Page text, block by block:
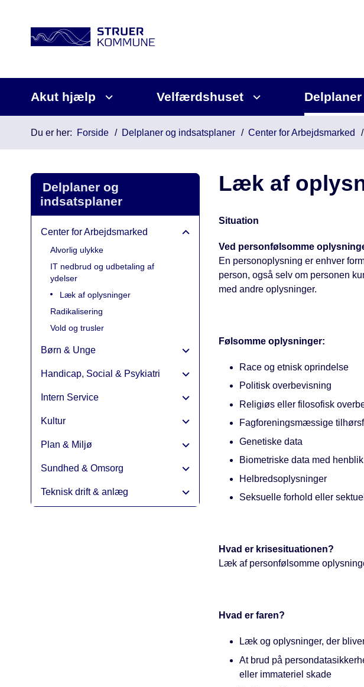
Akut hjælp Velfærdshuset
Du er her: Forside Delplaner og indsatsplaner Center for Arbejdsmarked
Delplaner og
indsatsplaner
Center for Arbejdsmarked
Alvorlig ulykke
IT nedbrud og udbetaling af
ydelser
Læk af oplysninger
Radikalisering
Vold og trusler
Børn & Unge
Handicap, Social & Psykiatri
Intern Service
Kultur
Plan & Miljø
Sundhed & Omsorg
Teknisk drift & anlæg
Læk af
Situation
Ved personfølsomme
En personoplysning er enhver
person, også selv om personen
med andre oplysninger.
Følsomme oplysninger:
Race og etnisk oprindelse
Politisk overbevisning
Religiøs eller filosofisk
Fagforeningsmæssige
Genetiske data
Biometriske data med
Helbredsoplysninger
Seksuelle forhold eller
Hvad er krisesituationen?
Læk af personfølsomme
Hvad er faren?
Læk og oplysninger, der
At brud på
eller immateriel skade